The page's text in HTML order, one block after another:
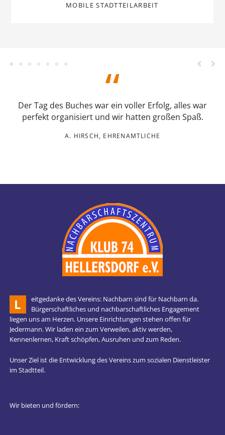
Der Tag des Buches war ein voller Erfolg, alles war
perfekt organisiert und wir hatten großen Spaß.
A. HIRSCH, EHRENAMTLICHE
L
eitgedanke des Vereins: Nachbarn sind für Nachbarn da.
Bürgerschaftliches und nachbarschaftliches Engagement
liegen uns am Herzen. Unsere Einrichtungen stehen offen für
Jedermann. Wir laden ein zum Verweilen, aktiv werden,
Kennenlernen, Kraft schöpfen, Ausruhen und zum Reden.
Unser Ziel ist die Entwicklung des Vereins zum sozialen Dienstleister
im Stadtteil.
Wir bieten und fördern: